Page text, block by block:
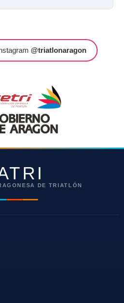
@triatlonaragon
DE TRIATLÓN